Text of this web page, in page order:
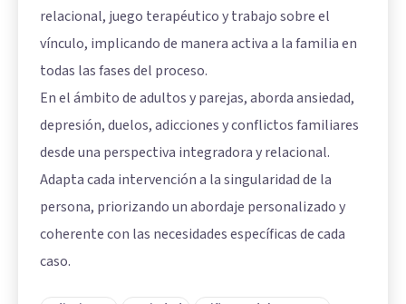
relacional, juego terapéutico y trabajo sobre el
vínculo, implicando de manera activa a la familia en
todas las fases del proceso.
En el ámbito de adultos y parejas, aborda ansiedad,
depresión, duelos, adicciones y conflictos familiares
desde una perspectiva integradora y relacional.
Adapta cada intervención a la singularidad de la
persona, priorizando un abordaje personalizado y
coherente con las necesidades específicas de cada
caso.